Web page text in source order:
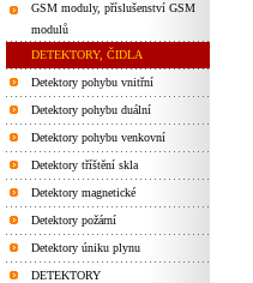
GSM moduly, příslušenství GSM
modulů
DETEKTORY, ČIDLA
Detektory pohybu vnitřní
Detektory pohybu duální
Detektory pohybu venkovní
Detektory tříštění skla
Detektory magnetické
Detektory požární
Detektory úniku plynu
DETEKTORY